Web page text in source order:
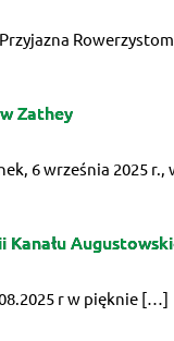
Rowerzystom
Zathey
6 września 2025 r.,
r w pięknie […]